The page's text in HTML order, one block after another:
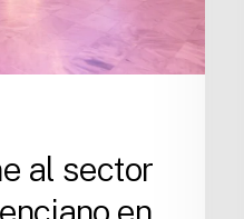
al sector